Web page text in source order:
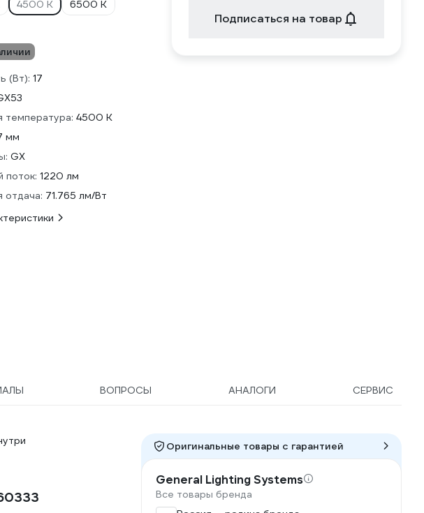
4500 К 6500 К
(Вт): 17
температура: 4500 К
мм
GX
поток: 1220 лм
отдача: 71.765 лм/Вт
Подписаться на товар
ВОПРОСЫ АНАЛОГИ СЕРВИС
Оригинальные товары c гарантией
General Lighting Systems
Все товары бренда